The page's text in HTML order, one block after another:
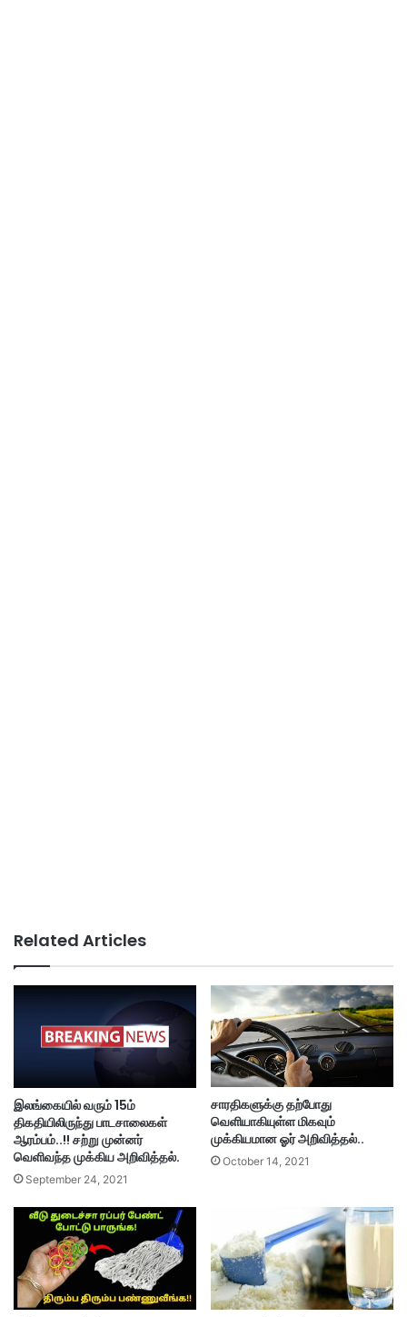
Related Articles
இலங்கையில் வரும் 15ம்
திகதியிலிருந்து பாடசாலைகள்
ஆரம்பம்..!! சற்று முன்னர்
வெளிவந்த முக்கிய அறிவித்தல்.
September 24, 2021
சாரதிகளுக்கு தற்போது
வெளியாகியுள்ள மிகவும்
முக்கியமான ஓர் அறிவித்தல்..
October 14, 2021